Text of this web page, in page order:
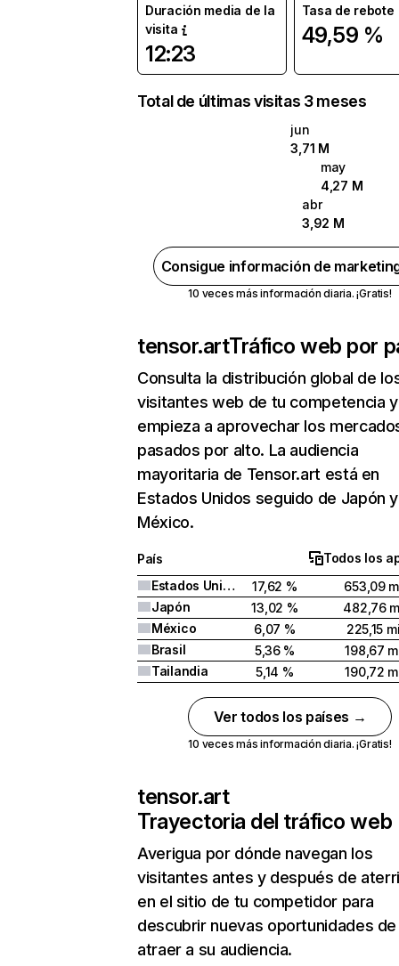
Duración media de la
visita
12:23
Tasa de rebote
49,59 %
Total de últimas visitas 3 meses
jun
3,71 M
may
4,27 M
abr
3,92 M
Consigue información de
10 veces más información diaria. ¡Gratis!
tensor.artTráfico web por
Consulta la distribución global de
visitantes web de tu competencia y
empieza a aprovechar los
pasados por alto. La audiencia
mayoritaria de Tensor.art está en
Estados Unidos seguido de Japón y
México.
País
Todos los
Estados Unidos
17,62 %
653,09
Japón
13,02 %
482,76
México
6,07 %
225,15
Brasil
5,36 %
198,67
Tailandia
5,14 % 190,72
Ver todos los países →
10 veces más información diaria. ¡Gratis!
tensor.art
Trayectoria del tráfico web
Averigua por dónde navegan los
visitantes antes y después de
en el sitio de tu competidor para
descubrir nuevas oportunidades de
atraer a su audiencia.